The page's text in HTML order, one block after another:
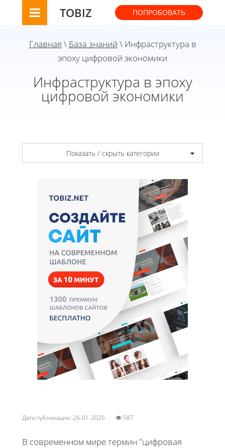
TOBIZ ПОПРОБОВАТЬ
Главная \ База знаний \ Инфраструктура в
эпоху цифровой экономики
Инфраструктура в эпоху
цифровой экономики
Показать / скрыть категории
Дата публикации: 26-01-2026 587
В современном мире термин "цифровая